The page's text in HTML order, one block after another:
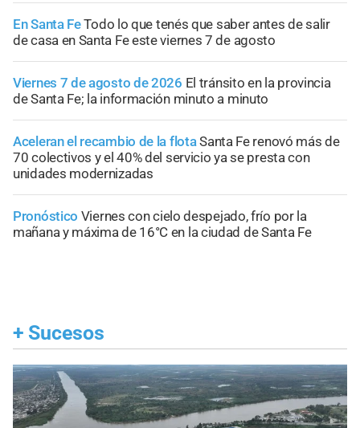
En Santa FeTodo lo que tenés que saber antes de salir
de casa en Santa Fe este viernes 7 de agosto
Viernes 7 de agosto de 2026 El tránsito en la provincia
de Santa Fe; la información minuto a minuto
Aceleran el recambio de la flotaSanta Fe renovó más de
70 colectivos y el 40% del servicio ya se presta con
unidades modernizadas
Pronóstico Viernes con cielo despejado, frío por la
mañana y máxima de 16°C en la ciudad de Santa Fe
+ Sucesos